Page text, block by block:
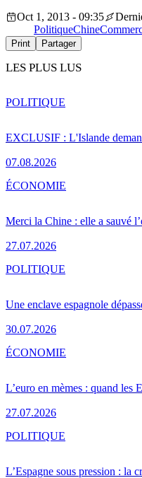
Oct 1, 2013 - 09:35
PolitiqueChine
Print Partager
LES PLUS LUS
EXCLUSIF : L'Islande
07.08.2026
POLITIQUE
Merci la Chine : elle a sauvé
27.07.2026
ÉCONOMIE
Une enclave espagnole
30.07.2026
POLITIQUE
L’euro en mèmes : quand les
27.07.2026
ÉCONOMIE
L’Espagne sous pression : la
POLITIQUE